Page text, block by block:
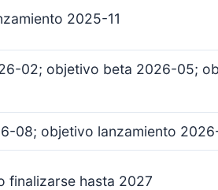
2025-11
02; objetivo beta 2026-05;
08; objetivo lanzamiento
finalizarse hasta 2027